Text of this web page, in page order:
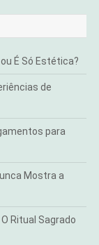
É Só Estética?
de
para
Mostra a
Ritual Sagrado